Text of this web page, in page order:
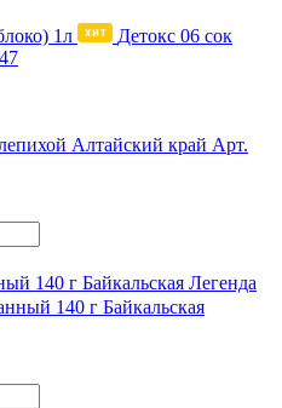
Детокс 06 сок
Алтайский край Арт.
140 г Байкальская